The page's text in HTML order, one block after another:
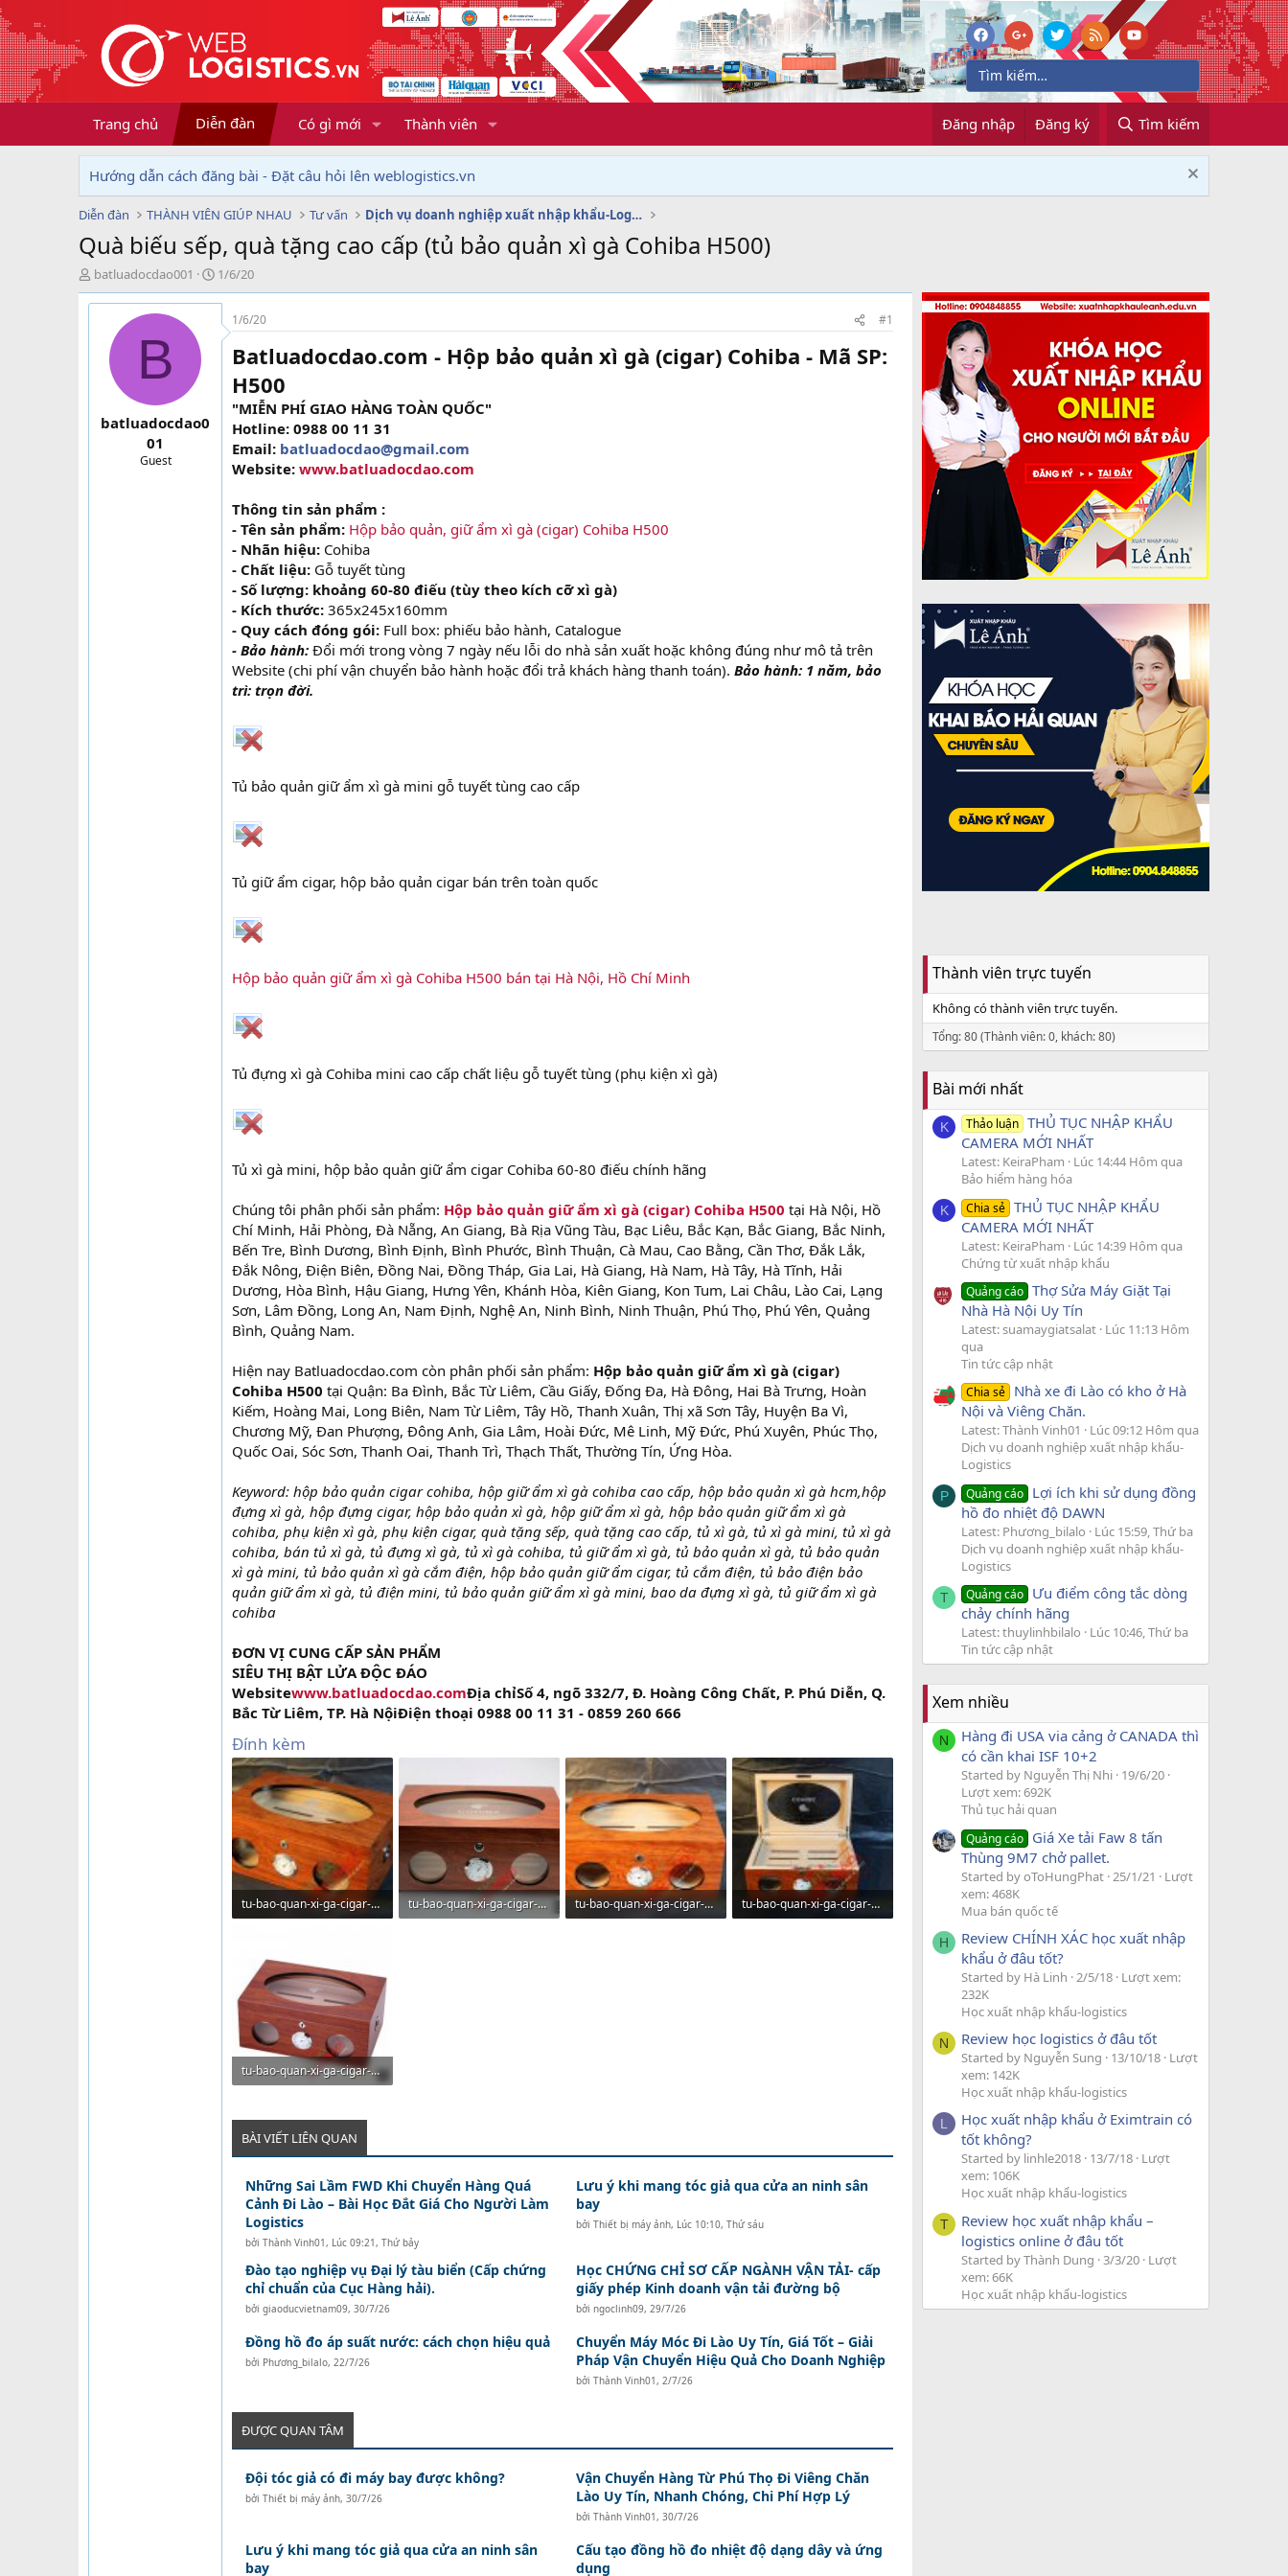
Trang chủ Diễn đàn Có gì mới Thành viên Đăng nhập Đăng ký Tìm kiếm
Hướng dẫn cách đăng bài - Đặt câu hỏi lên weblogistics.vn
Diễn đàn THÀNH VIÊN GIÚP NHAU Tư vấn Dịch vụ doanh nghiệp xuất nhập khẩu-Logistics
Quà biếu sếp, quà tặng cao cấp (tủ bảo quản xì gà Cohiba H500)
T
h
r
batluadocdao001
N
g
à
y
g
1/6/20
B
batluadocdao0
01
Guest
1/6/20 #1
Batluadocdao.com - Hộp bảo quản xì gà (cigar) Cohiba - Mã SP:
H500
"MIỄN PHÍ GIAO HÀNG TOÀN QUỐC"
Hotline: 0988 00 11 31
Email: batluadocdao@gmail.com
Website: www.batluadocdao.com
Thông tin sản phẩm :
- Tên sản phẩm: Hộp bảo quản, giữ ẩm xì gà (cigar) Cohiba H500
- Nhãn hiệu: Cohiba
- Chất liệu: Gỗ tuyết tùng
- Số lượng: khoảng 60-80 điếu (tùy theo kích cỡ xì gà)
- Kích thước: 365x245x160mm
- Quy cách đóng gói: Full box: phiếu bảo hành, Catalogue
- Bảo hành: Đổi mới trong vòng 7 ngày nếu lỗi do nhà sản xuất hoặc không đúng như mô tả trên
Website (chi phí vận chuyển bảo hành hoặc đổi trả khách hàng thanh toán). Bảo hành: 1 năm, bảo
trì: trọn đời.
Tủ bảo quản giữ ẩm xì gà mini gỗ tuyết tùng cao cấp
Tủ giữ ẩm cigar, hộp bảo quản cigar bán trên toàn quốc
Hộp bảo quản giữ ẩm xì gà Cohiba H500 bán tại Hà Nội, Hồ Chí Minh
Tủ đựng xì gà Cohiba mini cao cấp chất liệu gỗ tuyết tùng (phụ kiện xì gà)
Tủ xì gà mini, hộp bảo quản giữ ẩm cigar Cohiba 60-80 điếu chính hãng
Chúng tôi phân phối sản phẩm: Hộp bảo quản giữ ẩm xì gà (cigar) Cohiba H500 tại Hà Nội, Hồ
Chí Minh, Hải Phòng, Đà Nẵng, An Giang, Bà Rịa Vũng Tàu, Bạc Liêu, Bắc Kạn, Bắc Giang, Bắc Ninh,
Bến Tre, Bình Dương, Bình Định, Bình Phước, Bình Thuận, Cà Mau, Cao Bằng, Cần Thơ, Đắk Lắk,
Đắk Nông, Điện Biên, Đồng Nai, Đồng Tháp, Gia Lai, Hà Giang, Hà Nam, Hà Tây, Hà Tĩnh, Hải
Dương, Hòa Bình, Hậu Giang, Hưng Yên, Khánh Hòa, Kiên Giang, Kon Tum, Lai Châu, Lào Cai, Lạng
Sơn, Lâm Đồng, Long An, Nam Định, Nghệ An, Ninh Bình, Ninh Thuận, Phú Thọ, Phú Yên, Quảng
Bình, Quảng Nam.
Hiện nay Batluadocdao.com còn phân phối sản phẩm: Hộp bảo quản giữ ẩm xì gà (cigar)
Cohiba H500 tại Quận: Ba Đình, Bắc Từ Liêm, Cầu Giấy, Đống Đa, Hà Đông, Hai Bà Trưng, Hoàn
Kiếm, Hoàng Mai, Long Biên, Nam Từ Liêm, Tây Hồ, Thanh Xuân, Thị xã Sơn Tây, Huyện Ba Vì,
Chương Mỹ, Đan Phượng, Đông Anh, Gia Lâm, Hoài Đức, Mê Linh, Mỹ Đức, Phú Xuyên, Phúc Thọ,
Quốc Oai, Sóc Sơn, Thanh Oai, Thanh Trì, Thạch Thất, Thường Tín, Ứng Hòa.
Keyword: hộp bảo quản cigar cohiba, hộp giữ ẩm xì gà cohiba cao cấp, hộp bảo quản xì gà hcm,hộp
đựng xì gà, hộp đựng cigar, hộp bảo quản xì gà, hộp giữ ẩm xì gà, hộp bảo quản giữ ẩm xì gà
cohiba, phụ kiện xì gà, phụ kiện cigar, quà tặng sếp, quà tặng cao cấp, tủ xì gà, tủ xì gà mini, tủ xì gà
cohiba, bán tủ xì gà, tủ đựng xì gà, tủ xì gà cohiba, tủ giữ ẩm xì gà, tủ bảo quản xì gà, tủ bảo quản
xì gà mini, tủ bảo quản xì gà cắm điện, hộp bảo quản giữ ẩm cigar, tủ cắm điện, tủ bảo điện bảo
quản giữ ẩm xì gà, tủ điện mini, tủ bảo quản giữ ẩm xì gà mini, bao da đựng xì gà, tủ giữ ẩm xì gà
cohiba
ĐƠN VỊ CUNG CẤP SẢN PHẨM
SIÊU THỊ BẬT LỬA ĐỘC ĐÁO
Websitewww.batluadocdao.comĐịa chỉSố 4, ngõ 332/7, Đ. Hoàng Công Chất, P. Phú Diễn, Q.
Bắc Từ Liêm, TP. Hà NộiĐiện thoại 0988 00 11 31 - 0859 260 666
Đính kèm
tu-bao-quan-xi-ga-cigar-cohiba-phu-kien-xi-ga-h500-01.jpg
tu-bao-quan-xi-ga-cigar-cohiba-phu-kien-xi-ga-h500-02.jpg
tu-bao-quan-xi-ga-cigar-cohiba-phu-kien-xi-ga-h500-03.jpg
tu-bao-quan-xi-ga-cigar-cohiba-phu-kien-xi-ga-h500-04.jpg
tu-bao-quan-xi-ga-cigar-cohiba-phu-kien-xi-ga-h500-05.jpg
BÀI VIẾT LIÊN QUAN
Những Sai Lầm FWD Khi Chuyển Hàng Quá
Cảnh Đi Lào – Bài Học Đắt Giá Cho Người Làm
Logistics
bởi Thành Vinh01 , Lúc 09:21, Thứ bảy
Lưu ý khi mang tóc giả qua cửa an ninh sân
bay
bởi Thiết bị máy ảnh, Lúc 10:10, Thứ sáu
Đào tạo nghiệp vụ Đại lý tàu biển (Cấp chứng
chỉ chuẩn của Cục Hàng hải).
bởi giaoducvietnam09, 30/7/26
Học CHỨNG CHỈ SƠ CẤP NGÀNH VẬN TẢI- cấp
giấy phép Kinh doanh vận tải đường bộ
bởi ngoclinh09, 29/7/26
Đồng hồ đo áp suất nước: cách chọn hiệu quả
bởi Phương_bilalo, 22/7/26
Chuyển Máy Móc Đi Lào Uy Tín, Giá Tốt – Giải
Pháp Vận Chuyển Hiệu Quả Cho Doanh Nghiệp
bởi Thành Vinh01 , 2/7/26
ĐƯỢC QUAN TÂM
Đội tóc giả có đi máy bay được không?
bởi Thiết bị máy ảnh, 30/7/26
Vận Chuyển Hàng Từ Phú Thọ Đi Viêng Chăn
Lào Uy Tín, Nhanh Chóng, Chi Phí Hợp Lý
bởi Thành Vinh01 , 30/7/26
Lưu ý khi mang tóc giả qua cửa an ninh sân
bay
Cấu tạo đồng hồ đo nhiệt độ dạng dây và ứng
dụng
Thành viên trực tuyến
Không có thành viên trực tuyến.
Tổng: 80 (Thành viên: 0, khách: 80)
Bài mới nhất
K Thảo luận THỦ TỤC NHẬP KHẨU
CAMERA MỚI NHẤT
Latest: KeiraPham
Lúc 14:44 Hôm qua
Bảo hiểm hàng hóa
K Chia sẻ THỦ TỤC NHẬP KHẨU
CAMERA MỚI NHẤT
Latest: KeiraPham
Lúc 14:39 Hôm qua
Chứng từ xuất nhập khẩu
Quảng cáo Thợ Sửa Máy Giặt Tại
Nhà Hà Nội Uy Tín
Latest: suamaygiatsalat Lúc 11:13 Hôm
qua
Tin tức cập nhật
Chia sẻ Nhà xe đi Lào có kho ở Hà
Nội và Viêng Chăn.
Latest: Thành Vinh01
Lúc 09:12 Hôm qua
Dịch vụ doanh nghiệp xuất nhập khẩu-
Logistics
P Quảng cáo Lợi ích khi sử dụng đồng
hồ đo nhiệt độ DAWN
Latest: Phương_bilalo
Lúc 15:59, Thứ ba
Dịch vụ doanh nghiệp xuất nhập khẩu-
Logistics
T Quảng cáo Ưu điểm công tắc dòng
chảy chính hãng
Latest: thuylinhbilalo
Lúc 10:46, Thứ ba
Tin tức cập nhật
Xem nhiều
N
Hàng đi USA via cảng ở CANADA thì
có cần khai ISF 10+2
Started by Nguyễn Thị Nhi 19/6/20
Lượt xem: 692K
Thủ tục hải quan
Quảng cáo Giá Xe tải Faw 8 tấn
Thùng 9M7 chở pallet.
Started by oToHungPhat 25/1/21
Lượt
xem: 468K
Mua bán quốc tế
H
Review CHÍNH XÁC học xuất nhập
khẩu ở đâu tốt?
Started by Hà Linh 2/5/18 Lượt xem:
232K
Học xuất nhập khẩu-logistics
N Review học logistics ở đâu tốt
Started by Nguyễn Sung 13/10/18 Lượt
xem: 142K
Học xuất nhập khẩu-logistics
L
Học xuất nhập khẩu ở Eximtrain có
tốt không?
Started by linhle2018 13/7/18 Lượt
xem: 106K
Học xuất nhập khẩu-logistics
T
Review học xuất nhập khẩu –
logistics online ở đâu tốt
Started by Thành Dung 3/3/20 Lượt
xem: 66K
Học xuất nhập khẩu-logistics